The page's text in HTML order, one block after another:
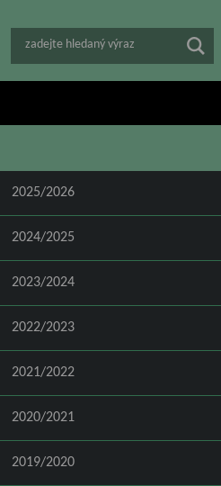
zadejte hledaný výraz
2025/2026
2024/2025
2023/2024
2022/2023
2021/2022
2020/2021
2019/2020